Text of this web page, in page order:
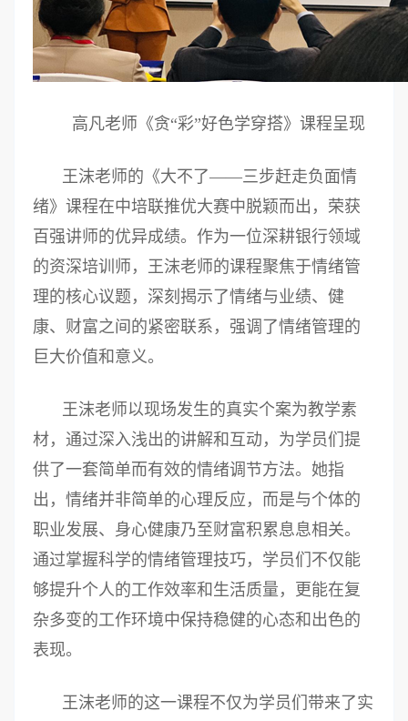
高凡老师《贪“彩”好色学穿搭》课程呈现
王沫老师的《大不了——三步赶走负面情
绪》课程在中培联推优大赛中脱颖而出，荣获
百强讲师的优异成绩。作为一位深耕银行领域
的资深培训师，王沫老师的课程聚焦于情绪管
理的核心议题，深刻揭示了情绪与业绩、健
康、财富之间的紧密联系，强调了情绪管理的
巨大价值和意义。
王沫老师以现场发生的真实个案为教学素
材，通过深入浅出的讲解和互动，为学员们提
供了一套简单而有效的情绪调节方法。她指
出，情绪并非简单的心理反应，而是与个体的
职业发展、身心健康乃至财富积累息息相关。
通过掌握科学的情绪管理技巧，学员们不仅能
够提升个人的工作效率和生活质量，更能在复
杂多变的工作环境中保持稳健的心态和出色的
表现。
王沫老师的这一课程不仅为学员们带来了实